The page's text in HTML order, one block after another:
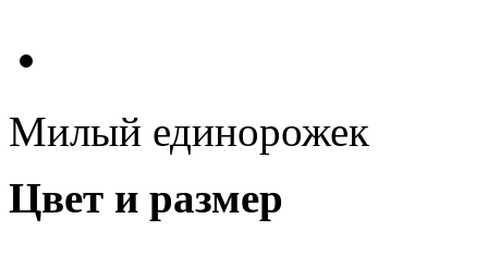
Милый единорожек
Цвет и размер